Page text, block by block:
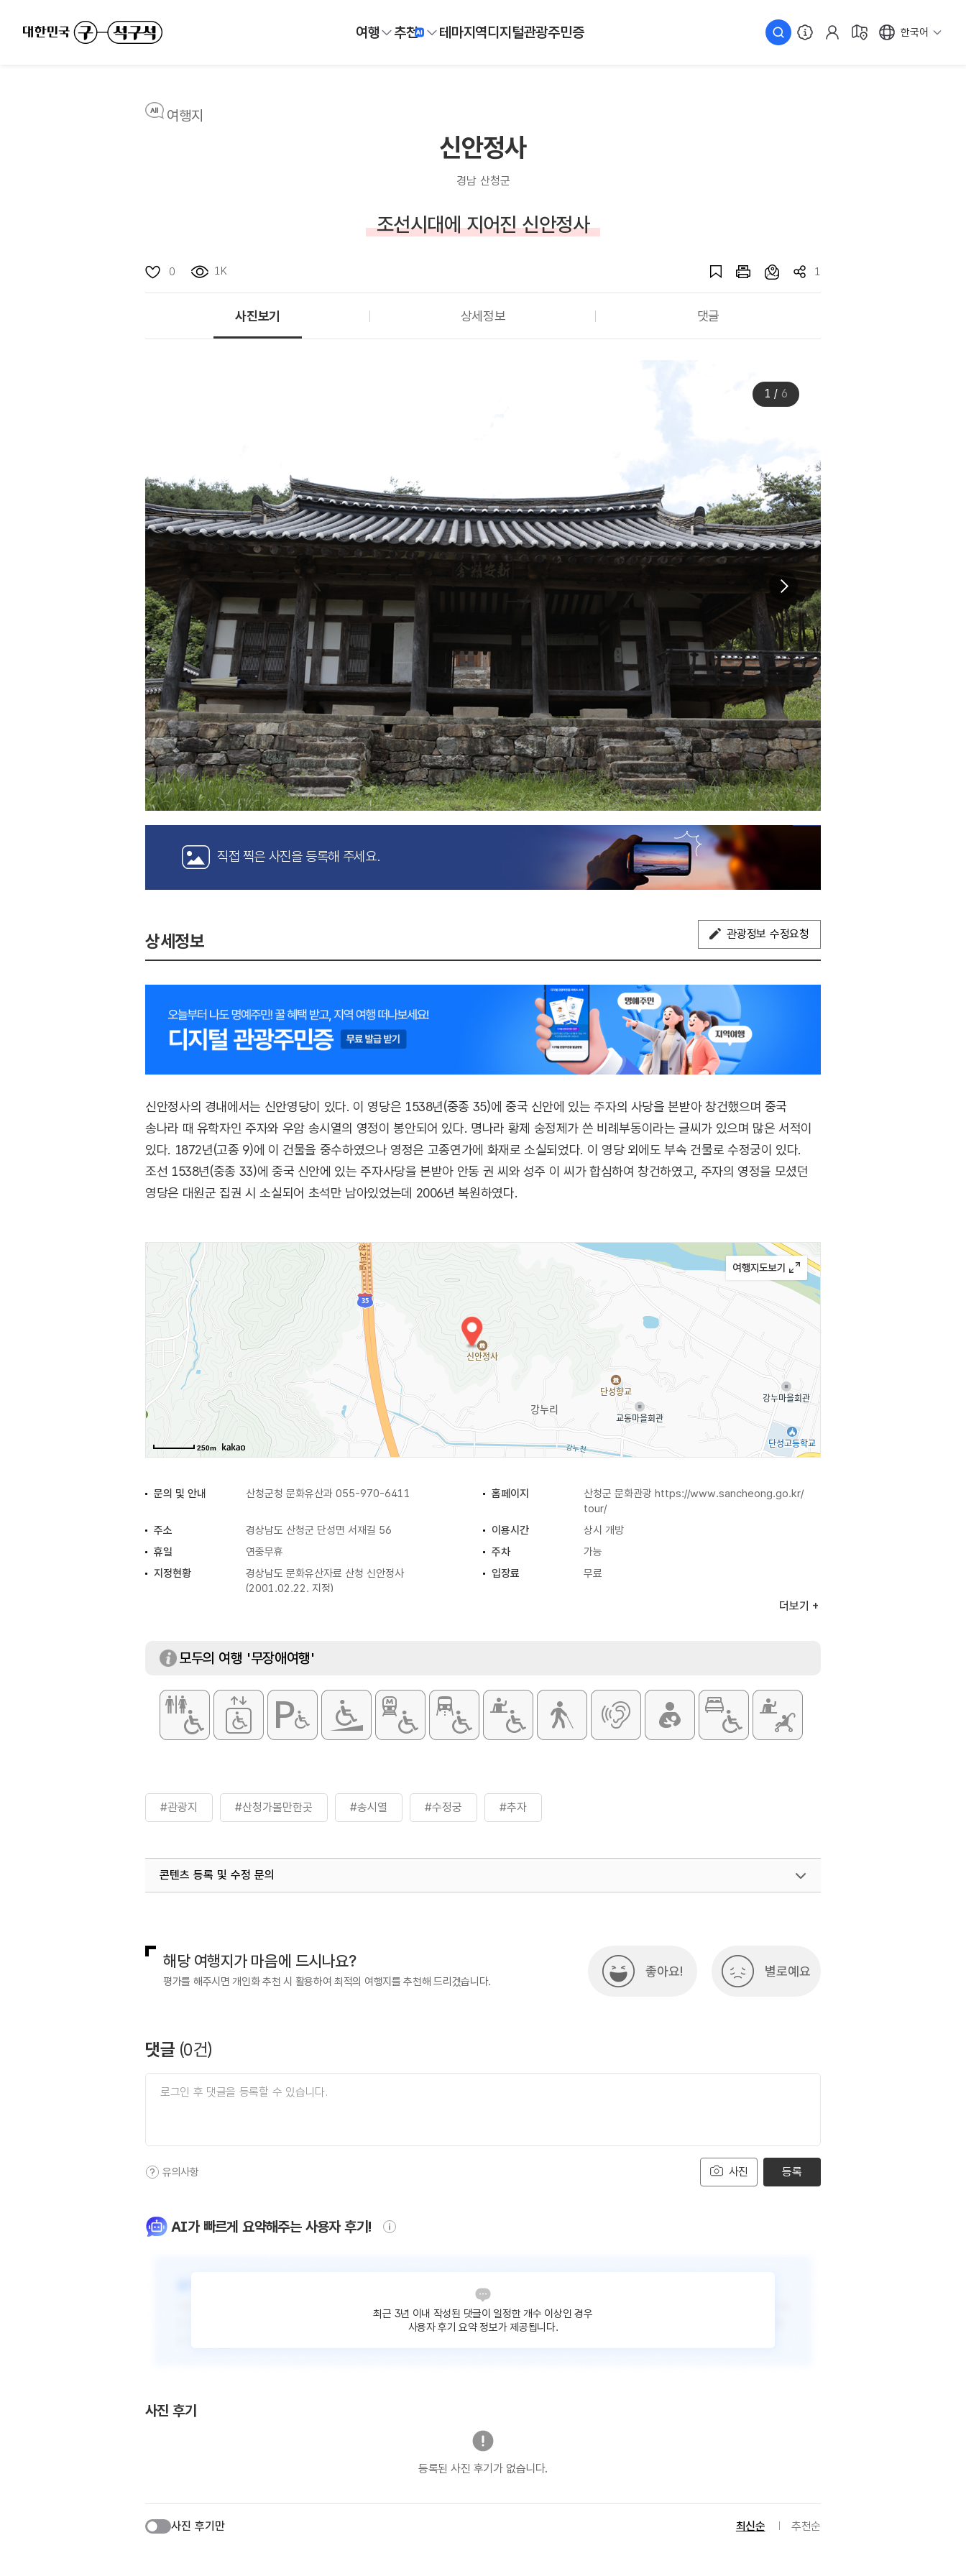
여행 추천 테마지역디지털관광주민증 한국어
여행지
신안정사
경남 산청군
조선시대에 지어진 신안정사
0 1K 1
사진보기 상세정보 댓글
1 / 6
직접 찍은 사진을 등록해 주세요.
상세정보 관광정보 수정요청
신안정사의 경내에서는 신안영당이 있다. 이 영당은 1538년(중종 35)에 중국 신안에 있는 주자의 사당을 본받아 창건했으며 중국
송나라 때 유학자인 주자와 우암 송시열의 영정이 봉안되어 있다. 명나라 황제 숭정제가 쓴 비례부동이라는 글씨가 있으며 많은 서적이
있다. 1872년(고종 9)에 이 건물을 중수하였으나 영정은 고종연가에 화재로 소실되었다. 이 영당 외에도 부속 건물로 수정궁이 있다.
조선 1538년(중종 33)에 중국 신안에 있는 주자사당을 본받아 안동 권 씨와 성주 이 씨가 합심하여 창건하였고, 주자의 영정을 모셨던
영당은 대원군 집권 시 소실되어 초석만 남아있었는데 2006년 복원하였다.
250m
문의 및 안내 산청군청 문화유산과 055-970-6411 홈페이지 산청군 문화관광 https://www.sancheong.go.kr/
tour/
주소
경상남도 산청군 단성면 서재길 56 이용시간
상시 개방
휴일
연중무휴 주차
가능
지정현황
경상남도 문화유산자료 산청 신안정사
(2001.02.22. 지정)
입장료 무료
더보기
모두의 여행 '무장애여행'
#관광지 #산청가볼만한곳 #송시열 #수정궁 #추자
콘텐츠 등록 및 수정 문의
해당 여행지가 마음에 드시나요?
평가를 해주시면 개인화 추천 시 활용하여 최적의 여행지를 추천해 드리겠습니다.
좋아요! 별로예요
댓글 (0건)
사진
유의사항 등록
AI가 빠르게 요약해주는 사용자 후기!
최근 3년 이내 작성된 댓글이 일정한 개수 이상인 경우
사용자 후기 요약 정보가 제공됩니다.
사진 후기
등록된 사진 후기가 없습니다.
사진 후기만 최신순 추천순